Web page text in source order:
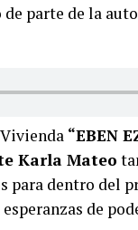
parte de la
“EBEN
Karla Mateo
para dentro del
de